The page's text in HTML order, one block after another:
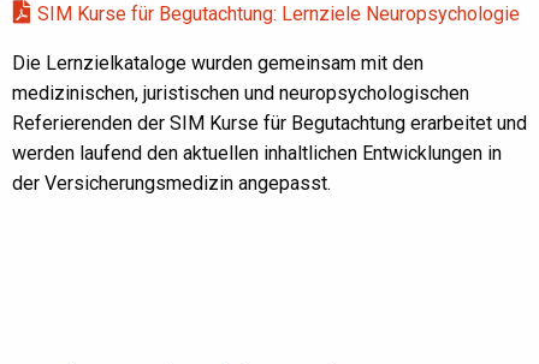
SIM Kurse für Begutachtung: Lernziele Neuropsychologie
Die Lernzielkataloge wurden gemeinsam mit den
medizinischen, juristischen und neuropsychologischen
Referierenden der SIM Kurse für Begutachtung erarbeitet und
werden laufend den aktuellen inhaltlichen Entwicklungen in
der Versicherungsmedizin angepasst.